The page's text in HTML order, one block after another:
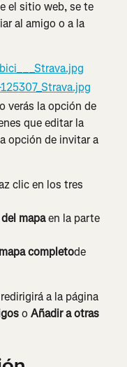
el sitio web, se te
al amigo o a la
verás la opción de
que editar la
opción de invitar a
clic en los tres
mapa en la parte
completode
a la página
o Añadir a otras